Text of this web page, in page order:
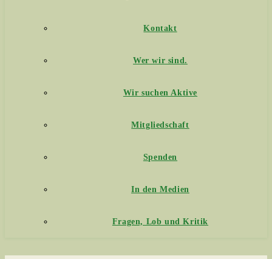
Kontakt
Wer wir sind.
Wir suchen Aktive
Mitgliedschaft
Spenden
In den Medien
Fragen, Lob und Kritik